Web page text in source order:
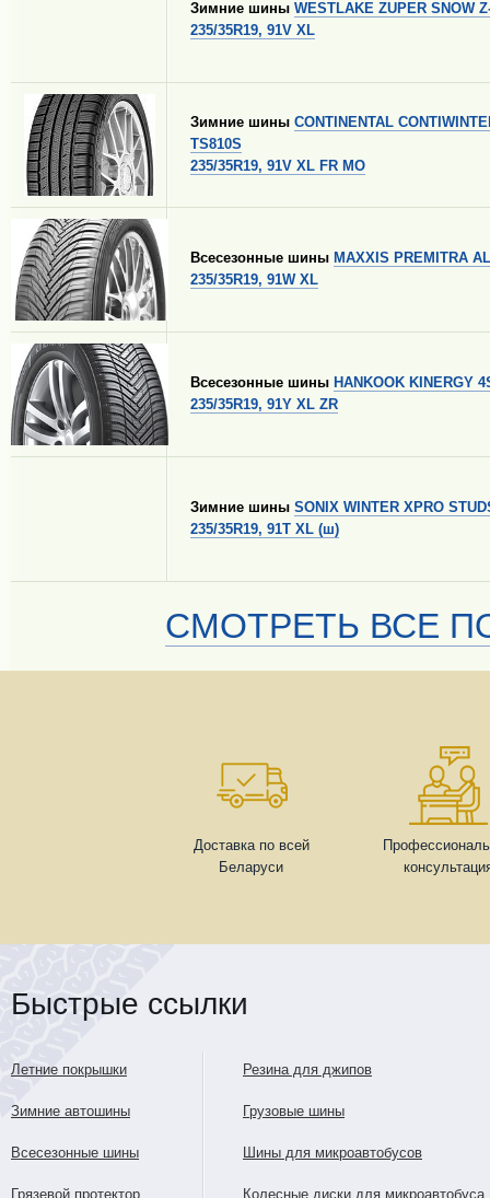
Зимние шины WESTLAKE ZUPER SNOW
235/35R19, 91V XL
Зимние шины CONTINENTAL
TS810S
235/35R19, 91V XL FR MO
Всесезонные шины MAXXIS PREMITRA
235/35R19, 91W XL
Всесезонные шины HANKOOK KINERGY
235/35R19, 91Y XL ZR
Зимние шины SONIX WINTER XPRO
235/35R19, 91T XL (ш)
СМОТРЕТЬ ВСЕ
Доставка по всей
Беларуси
Быстрые ссылки
Летние покрышки
Зимние автошины
Всесезонные шины
Грязевой протектор
Резина для джипов
Грузовые шины
Шины для микроавтобусов
Колесные диски для микроавтобуса